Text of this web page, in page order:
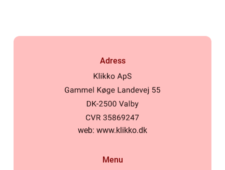
Adress
web: www.klikko.dk
Menu